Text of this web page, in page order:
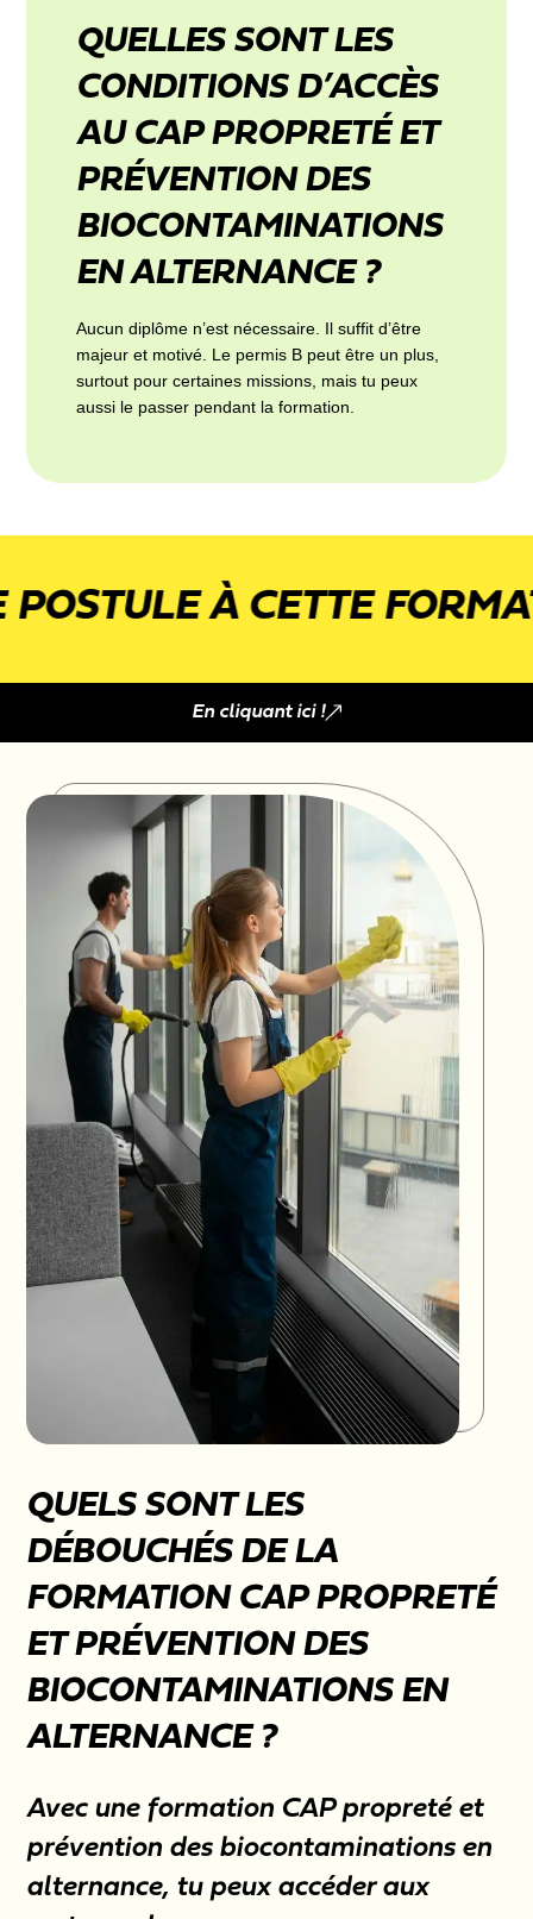
QUELLES SONT LES
CONDITIONS D’ACCÈS
AU CAP PROPRETÉ ET
PRÉVENTION DES
BIOCONTAMINATIONS
EN ALTERNANCE ?
Aucun diplôme n’est nécessaire. Il suffit d’être
majeur et motivé. Le permis B peut être un plus,
surtout pour certaines missions, mais tu peux
aussi le passer pendant la formation.
À CETTE FORMATION
En cliquant ici !
QUELS SONT LES
DÉBOUCHÉS DE LA
FORMATION CAP PROPRETÉ
ET PRÉVENTION DES
BIOCONTAMINATIONS EN
ALTERNANCE ?
Avec une formation CAP propreté et
prévention des biocontaminations en
alternance, tu peux accéder aux